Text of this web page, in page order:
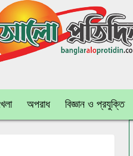
অপরাধ বিজ্ঞান ও প্রযুক্তি